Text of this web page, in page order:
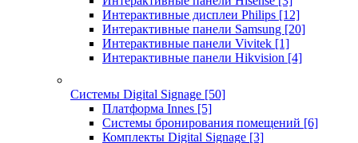
Интерактивные дисплеи Philips [12]
Интерактивные панели Samsung [20]
Интерактивные панели Vivitek [1]
Интерактивные панели Hikvision [4]
Системы Digital Signage [50]
Платформа Innes [5]
Системы бронирования помещений [6]
Комплекты Digital Signage [3]